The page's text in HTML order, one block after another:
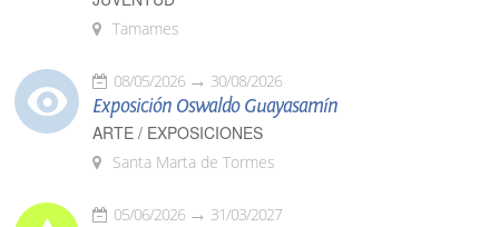
Tamames
08/05/2026 30/08/2026
Exposición Oswaldo Guayasamín
ARTE / EXPOSICIONES
Santa Marta de Tormes
05/06/2026 31/03/2027